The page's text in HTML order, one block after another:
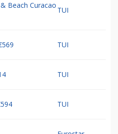
Beach Curacao
TUI
TUI
TUI
TUI